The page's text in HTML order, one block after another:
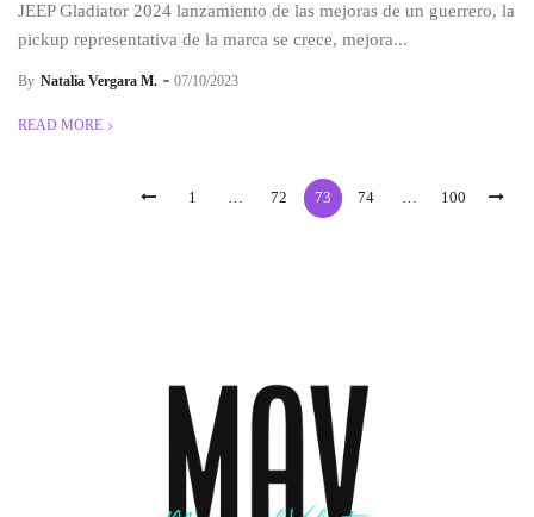
JEEP Gladiator 2024 lanzamiento de las mejoras de un guerrero, la
pickup representativa de la marca se crece, mejora...
By Natalia Vergara M. 07/10/2023
READ MORE
1 … 72 73 74 … 100